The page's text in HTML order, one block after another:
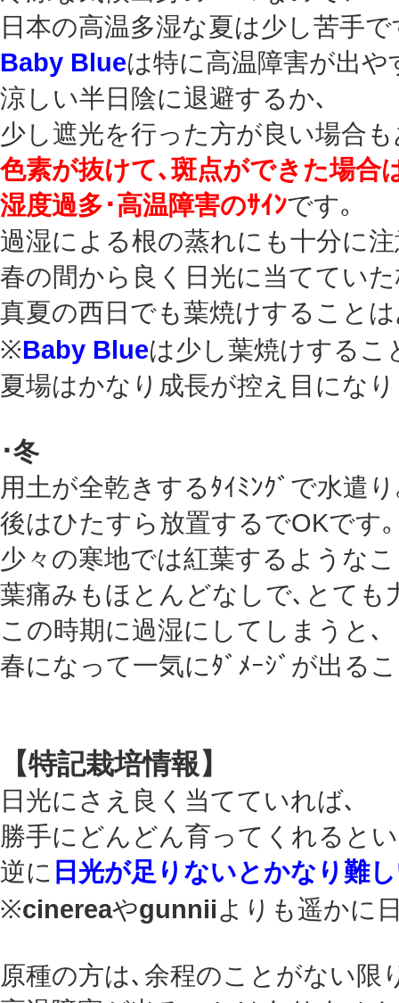
日本の高温多湿な夏は少し苦手で
Baby Blueは特に高温障害が出や
涼しい半日陰に退避するか､
少し遮光を行った方が良い場合
色素が抜けて､斑点ができた場合
湿度過多･高温障害のｻｲﾝです｡
過湿による根の蒸れにも十分に
春の間から良く日光に当ててい
真夏の西日でも葉焼けすること
※Baby Blueは少し葉焼けするこ
夏場はかなり成長が控え目にな
･冬
用土が全乾きするﾀｲﾐﾝｸﾞで水遣
後はひたすら放置するでOKです｡
少々の寒地では紅葉するような
葉痛みもほとんどなしで､とても
この時期に過湿にしてしまうと､
春になって一気にﾀﾞﾒｰｼﾞが出る
【特記栽培情報】
日光にさえ良く当てていれば､
勝手にどんどん育ってくれると
逆に 日光が足りないとかなり難
※cinereaやgunniiよりも遥かに
原種の方は､余程のことがない限